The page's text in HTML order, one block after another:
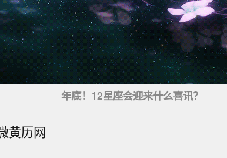
年底！12星座会迎来什么喜讯？
黄历网